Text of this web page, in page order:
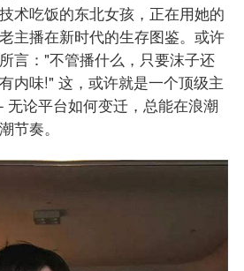
术吃饭的东北女孩，正在用她的
主播在新时代的生存图鉴。或许
言："不管播什么，只要沫子还
内味!" 这，或许就是一个顶级主
论平台如何变迁，总能在浪潮
节奏。